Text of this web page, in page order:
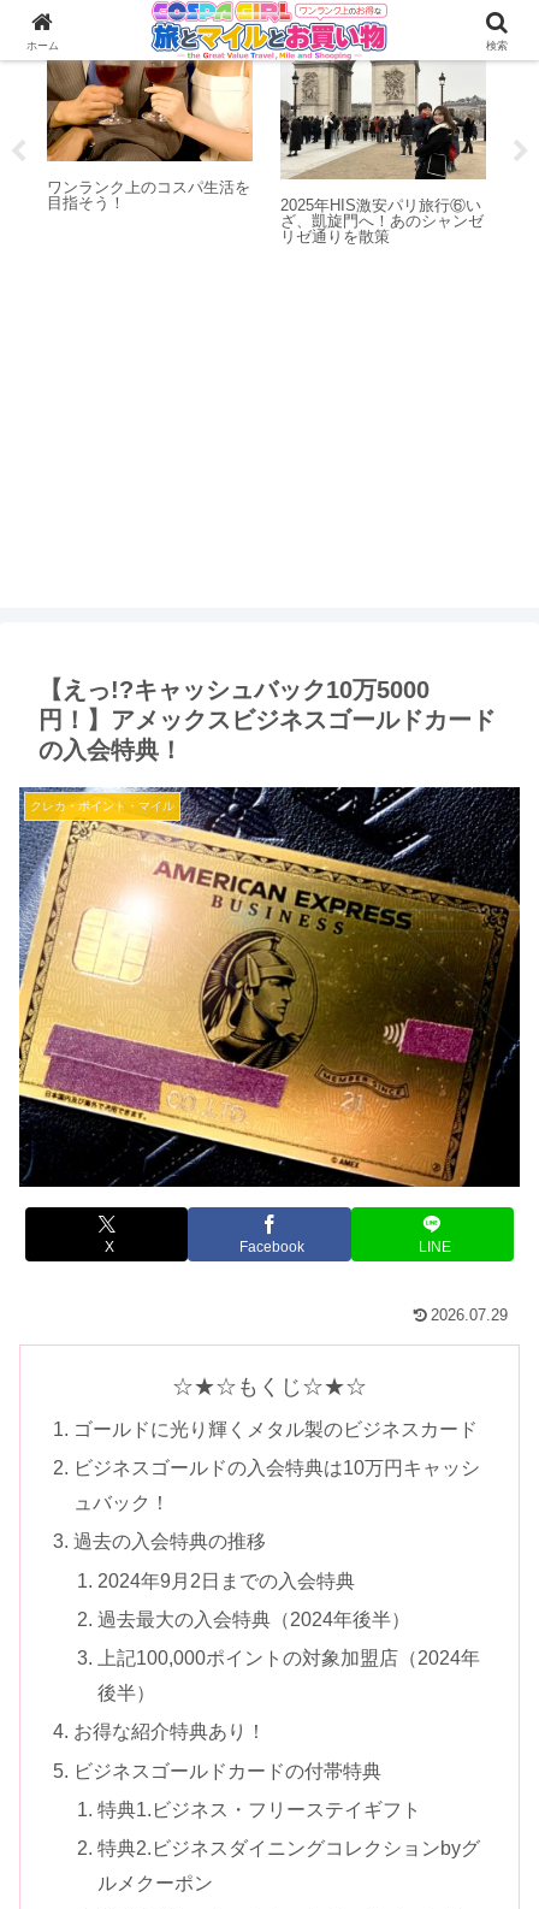
心理・心構え
ワンランク上のコスパ生活を
目指そう！
海外旅行
2025年HIS激安パリ旅行⑥い
ざ、凱旋門へ！あのシャンゼ
リゼ通りを散策
【えっ!?キャッシュバック10万5000
円！】アメックスビジネスゴールドカード
の入会特典！
クレカ・ポイント・マイル
X Facebook LINE
2026.07.29
☆★☆もくじ☆★☆
ゴールドに光り輝くメタル製のビジネスカード
ビジネスゴールドの入会特典は10万円キャッシ
ュバック！
過去の入会特典の推移
2024年9月2日までの入会特典
過去最大の入会特典（2024年後半）
上記100,000ポイントの対象加盟店（2024年
後半）
お得な紹介特典あり！
ビジネスゴールドカードの付帯特典
特典1.ビジネス・フリーステイギフト
特典2.ビジネスダイニングコレクションbyグ
ルメクーポン
ホーム 検索